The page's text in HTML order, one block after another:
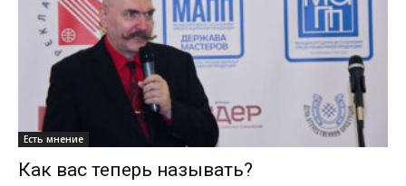
Есть мнение
Как вас теперь называть?